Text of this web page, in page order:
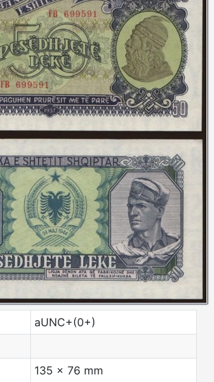
aUNC+(0+)
135 x 76 mm